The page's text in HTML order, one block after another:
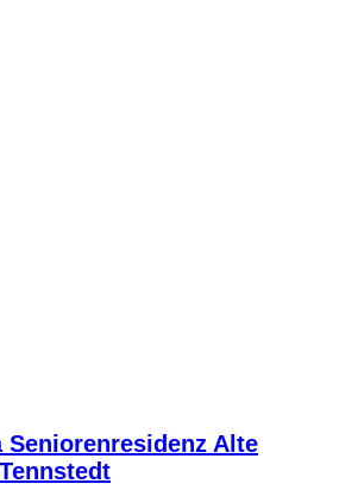
Seniorenresidenz Alte